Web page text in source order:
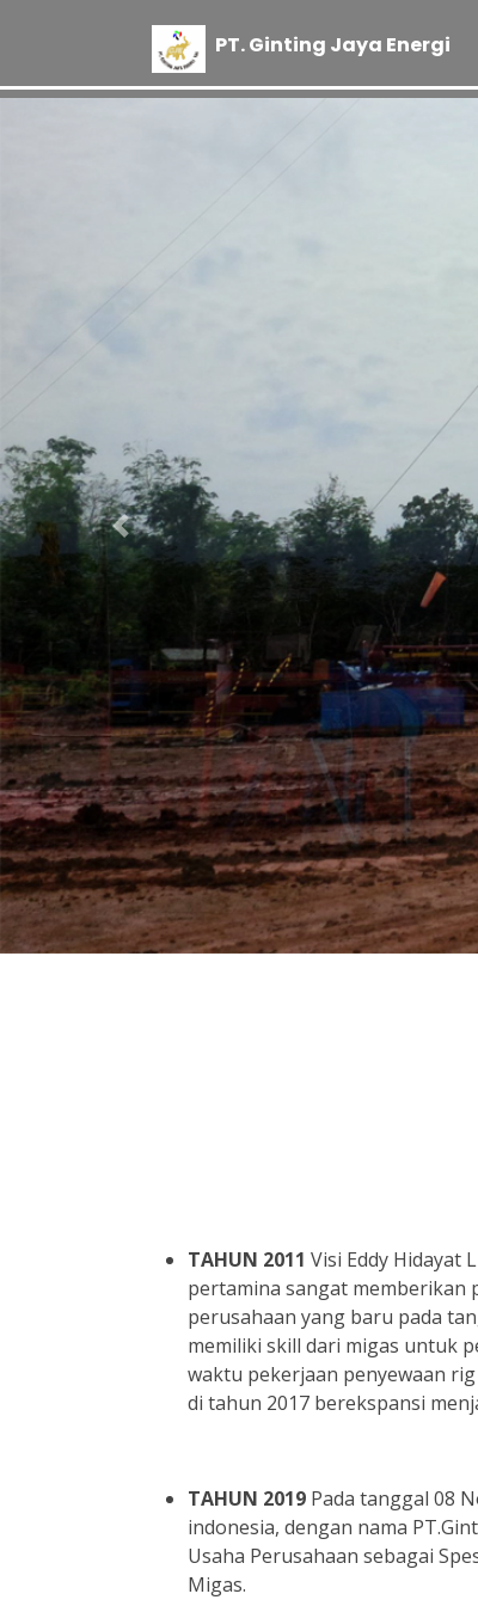
PT.Ginting Jaya Energi
Previous
TAHUN 2011 Visi Eddy Hidayat
pertamina sangat memberikan
perusahaan yang baru pada
memiliki skill dari migas untuk
waktu pekerjaan penyewaan
di tahun 2017 berekspansi
TAHUN 2019 Pada tanggal 08
indonesia, dengan nama
Usaha Perusahaan sebagai
Migas.